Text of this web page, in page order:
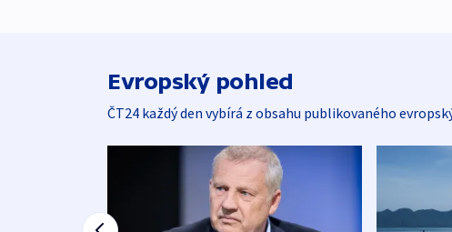
Evropský pohled
ČT24 každý den vybírá z obsahu publikovaného